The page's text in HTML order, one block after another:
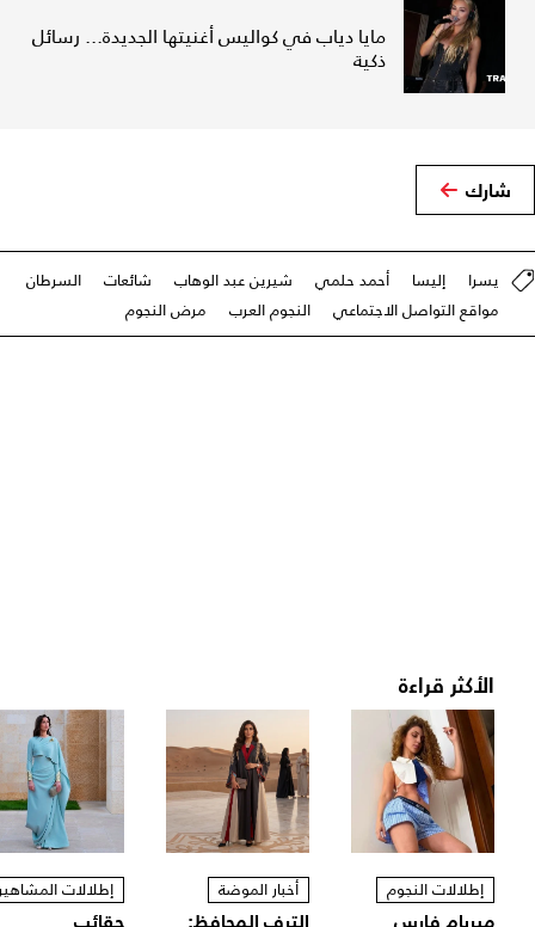
مايا دياب في كواليس أغنيتها الجديدة... رسائل
ذكية
شارك
يسرا إليسا أحمد حلمي شيرين عبد الوهاب شائعات
السرطان
مواقع التواصل الاجتماعي
النجوم العرب مرض النجوم
الأكثر قراءة
إطلالات النجوم أخبار الموضة إطلالات